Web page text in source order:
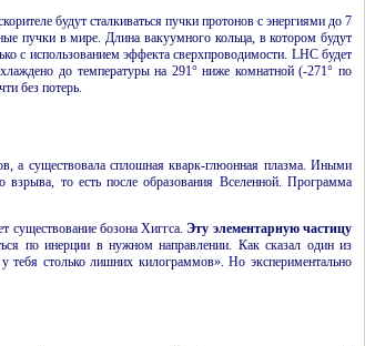
будут сталкиваться пучки протонов с энергиями до7
пучки в мире. Длина вакуумного кольца, в котором будут
с использованием эффекта сверхпроводимости. LHC будет
до температуры на 291° ниже комнатной (-271° по
без потерь.
а существовала сплошная кварк-глюонная плазма. Иными
то есть после образования Вселенной. Программа
существование бозона Хиггса.Эту элементарную частицу
по инерции в нужном направлении. Как сказал один из
столько лишних килограммов». Но эксперимен­тально